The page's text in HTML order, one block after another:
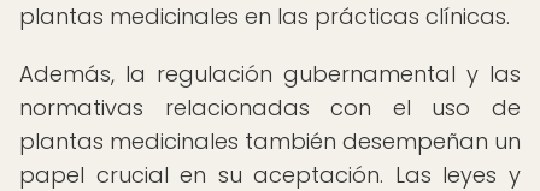
plantas medicinales en las prácticas clínicas.
Además, la regulación gubernamental y las
normativas relacionadas con el uso de
plantas medicinales también desempeñan un
papel crucial en su aceptación. Las leyes y